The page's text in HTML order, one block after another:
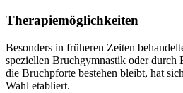
Therapiemöglichkeiten
Besonders in früheren Zeiten
speziellen Bruchgymnastik oder durch
die Bruchpforte bestehen bleibt, hat
Wahl etabliert.